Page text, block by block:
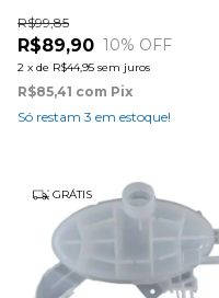
R$89,90
R$99,85
10% OFF
2 x de R$44,95 sem juros
R$85,41 com Pix
Só restam 3 em estoque!
GRÁTIS